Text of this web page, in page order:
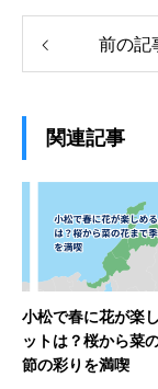
前の記
関連記事
小松で春に花が楽
ットは？桜から菜
節の彩りを満喫